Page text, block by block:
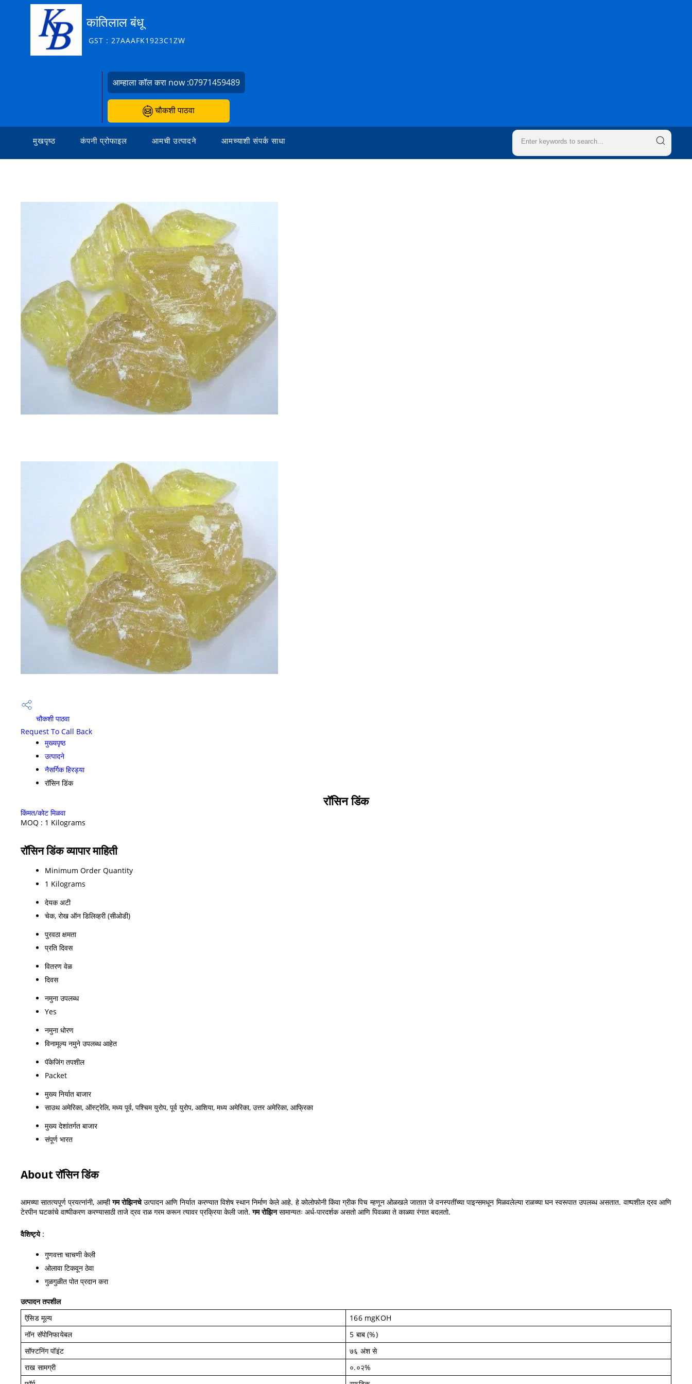
कांतिलाल बंधू
GST : 27AAAFK1923C1ZW
आम्हाला कॉल करा now :07971459489
चौकशी पाठवा
मुखपृष्ठ कंपनी प्रोफाइल आमची उत्पादने आमच्याशी संपर्क साधा
चौकशी पाठवा
Request To Call Back
मुख्यपृष्ठ
उत्पादने
नैसर्गिक हिरड्या
रॉसिन डिंक
रॉसिन डिंक
किंमत/कोट मिळवा
MOQ : 1 Kilograms
रॉसिन डिंक व्यापार माहिती
Minimum Order Quantity
1 Kilograms
देयक अटी
चेक, रोख ऑन डिलिव्हरी (सीओडी)
पुरवठा क्षमता
प्रति दिवस
वितरण वेळ
दिवस
नमुना उपलब्ध
Yes
नमुना धोरण
विनामूल्य नमुने उपलब्ध आहेत
पॅकेजिंग तपशील
Packet
मुख्य निर्यात बाजार
साउथ अमेरिका, ऑस्ट्रेलि, मध्य पूर्व, पश्चिम युरोप, पूर्व युरोप, आशिया, मध्य अमेरिका, उत्तर अमेरिका, आफ्रिका
मुख्य देशांतर्गत बाजार
संपूर्ण भारत
About रॉसिन डिंक
आमच्या सातत्यपूर्ण प्रयत्नांनी, आम्हीगम रोझिनचेउत्पादन आणि निर्यात करण्यात विशेष स्थान निर्माण केले आहे. हे कोलोफोनी किंवा ग्रीक पिच म्हणून ओळखले जातात जे वनस्पतींच्या पाइन्समधून मिळवलेल्या राळच्या घन स्वरूपात उपलब्ध असतात. वाष्पशील द्रव आणि
टेरपीन घटकांचे वाष्पीकरण करण्यासाठी ताजे द्रव राळ गरम करून त्यावर प्रक्रिया केली जाते.गम रोझिनसामान्यतः अर्ध-पारदर्शक असतो आणि पिवळ्या ते काळ्या रंगात बदलतो.
वैशिष्ट्ये:
गुणवत्ता चाचणी केली
ओलावा टिकवून ठेवा
गुळगुळीत पोत प्रदान करा
उत्पादन तपशील
ऍसिड मूल्य
166 mgKOH
नॉन सॅपोनिफायेबल
5 बाब (%)
सॉफ्टनिंग पॉइंट
७६ अंश से
राख सामग्री
०.०२%